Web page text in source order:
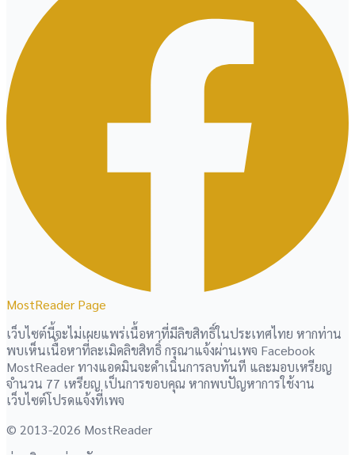
MostReader Page
เว็บไซต์นี้จะไม่เผยแพร่เนื้อหาที่มีลิขสิทธิ์ในประเทศไทย หากท่าน
พบเห็นเนื้อหาที่ละเมิดลิขสิทธิ์ กรุณาแจ้งผ่านเพจ Facebook
MostReader ทางแอดมินจะดำเนินการลบทันที และมอบเหรียญ
จำนวน 77 เหรียญ เป็นการขอบคุณ หากพบปัญหาการใช้งาน
เว็บไซต์โปรดแจ้งที่เพจ
© 2013-2026 MostReader